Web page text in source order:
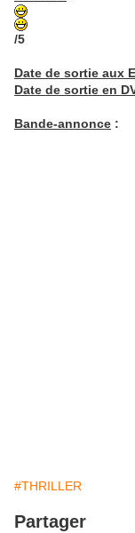
/5
Date de sortie aux
Date de sortie en
Bande-annonce :
#THRILLER
Partager